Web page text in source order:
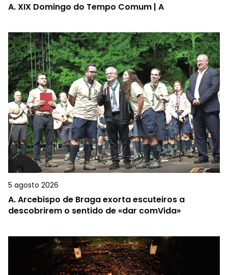
A.XIX Domingo do Tempo Comum | A
5 agosto 2026
A.Arcebispo de Braga exorta escuteiros a
descobrirem o sentido de «dar comVida»